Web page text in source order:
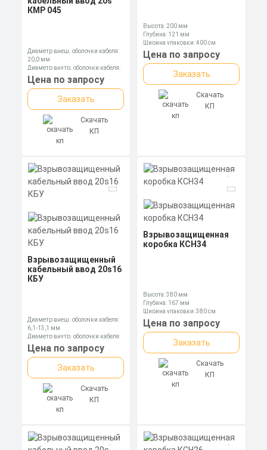
КМР 045
Диаметр внеш. оболочки кабеля:
20,0 мм
Диаметр внутр. оболочки кабеля:
13,9 мм
Диаметр оболочки кабеля: 6,1-11,7
мм
Цена по запросу
Заказать
Скачать
КП
Высота: 200 мм
Глубина: 121 мм
Ширина упаковки: 400 см
Цена по запросу
Заказать
Скачать
КП
Взрывозащищенный
кабельный ввод 20s16
КБУ
Диаметр внеш. оболочки кабеля:
6,1-13,1 мм
Диаметр внутр. оболочки кабеля:
3,1-8,6 мм
Длина: 84,2 мм
Цена по запросу
Заказать
Скачать
КП
Взрывозащищенная
коробка КСН34
Высота: 380 мм
Глубина: 167 мм
Ширина упаковки: 380 см
Цена по запросу
Заказать
Скачать
КП